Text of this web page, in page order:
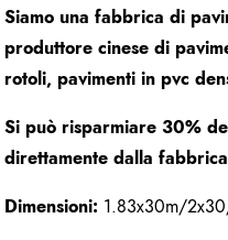
Siamo una fabbrica di
produttore cinese di
rotoli, pavimenti in pvc
Si può risparmiare 30%
direttamente dalla
Dimensioni: 1.83x30m/